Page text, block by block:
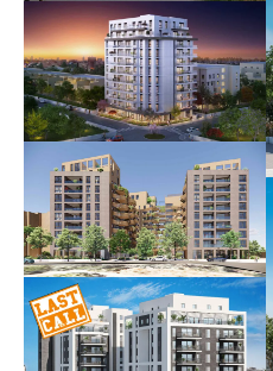
קק"ל 17
בשיווק וביצוע
העצמאות 22
בשיווק וביצוע
העצמאות 8-10
עתידי